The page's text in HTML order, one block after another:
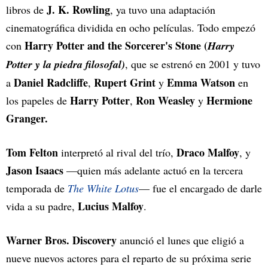
libros de J. K. Rowling, ya tuvo una adaptación
cinematográfica dividida en ocho películas. Todo empezó
con Harry Potter and the Sorcerer's Stone (Harry
Potter y la piedra filosofal), que se estrenó en 2001 y tuvo
a Daniel Radcliffe, Rupert Grint y Emma Watson en
los papeles de Harry Potter, Ron Weasley y Hermione
Granger.
Tom Felton interpretó al rival del trío, Draco Malfoy, y
Jason Isaacs —quien más adelante actuó en la tercera
temporada de The White Lotus— fue el encargado de darle
vida a su padre, Lucius Malfoy.
Warner Bros. Discovery anunció el lunes que eligió a
nueve nuevos actores para el reparto de su próxima serie